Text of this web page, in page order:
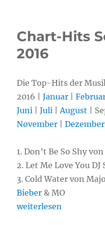
Chart-Hits
2016
Die Top-Hits der
2016 |Januar |
Juni |Juli |August |
November |Dezember
1.Don’t Be So Shy
2. Let Me Love You
3. Cold Water von
Bieber & MO
„Chart-Hits
weiterlesen